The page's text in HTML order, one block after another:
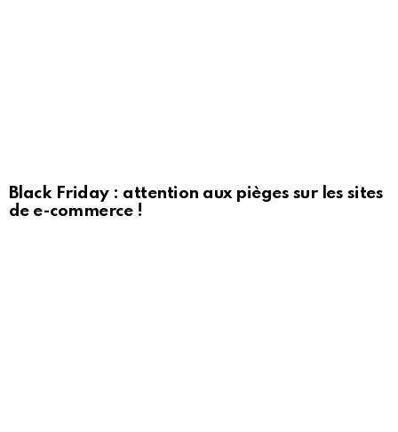
Black Friday : attention aux pièges sur les sites
de e-commerce !